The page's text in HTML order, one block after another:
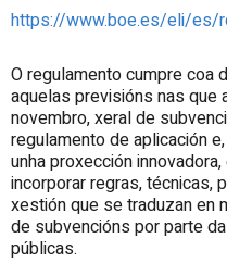
https://www.boe.es/eli/
O regulamento cumpre coa
aquelas previsións nas
novembro, xeral de
regulamento de aplicación
unha proxección
incorporar regras,
xestión que se traduzan en
de subvencións por parte
públicas.